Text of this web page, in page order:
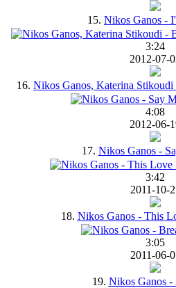
15. Nikos Ganos -
3:24
2012-07-
16. Nikos Ganos, Katerina
4:08
2012-06-
17. Nikos Ganos -
3:42
2011-10-
18. Nikos Ganos - This
3:05
2011-06-
19. Nikos Ganos -